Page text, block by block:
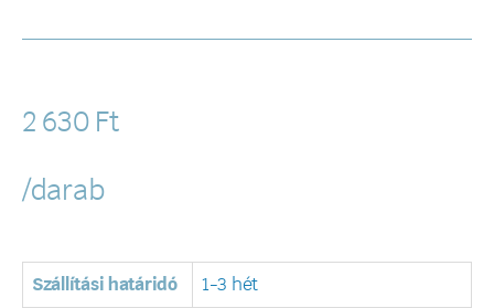
2 630 Ft
/darab
Szállítási határidó 1-3 hét